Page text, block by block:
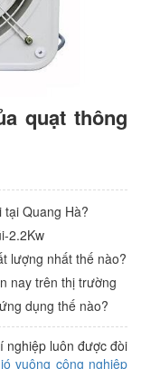
quạt thông
tại Quang Hà?
2.2Kw
lượng nhất thế nào?
nay trên thị trường
dụng thế nào?
nghiệp luôn được đòi
vuông công nghiệp